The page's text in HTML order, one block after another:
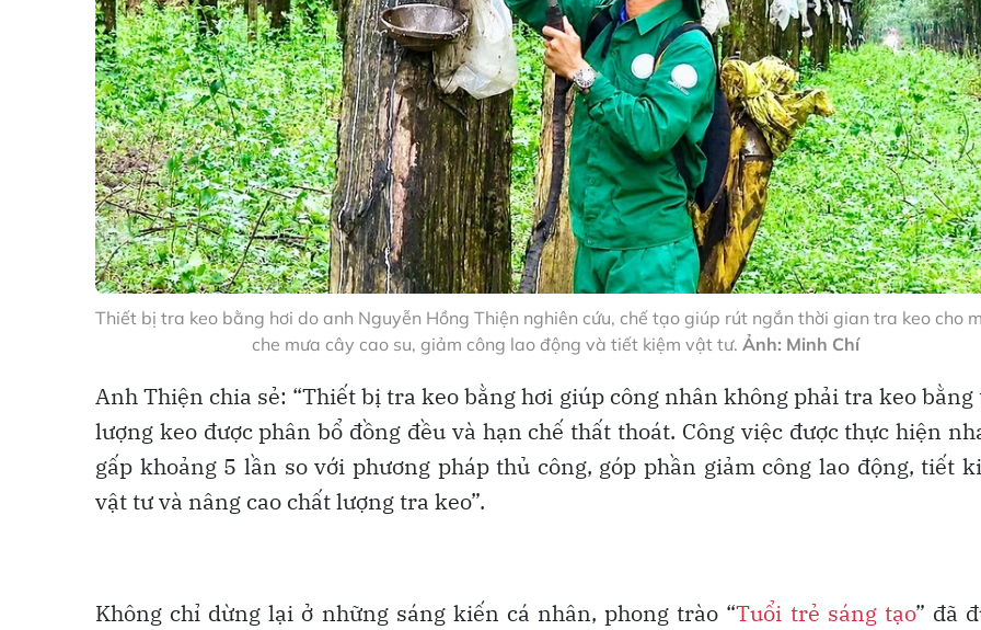
Thiết bị tra keo bằng hơi do anh Nguyễn Hồng Thiện nghiên cứu, chế tạo giúp rút ngắn thời gian tra keo cho
che mưa cây cao su, giảm công lao động và tiết kiệm vật tư. Ảnh: Minh Chí
Anh Thiện chia sẻ: “Thiết bị tra keo bằng hơi giúp công nhân không phải tra keo bằng
lượng keo được phân bổ đồng đều và hạn chế thất thoát. Công việc được thực hiện
gấp khoảng 5 lần so với phương pháp thủ công, góp phần giảm công lao động, tiết
vật tư và nâng cao chất lượng tra keo”.
Không chỉ dừng lại ở những sáng kiến cá nhân, phong trào “Tuổi trẻ sáng tạo” đã